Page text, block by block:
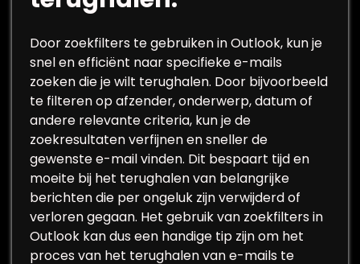
Door zoekfilters te gebruiken in Outlook, kun je
snel en efficiënt naar specifieke e-mails
zoeken die je wilt terughalen. Door bijvoorbeeld
te filteren op afzender, onderwerp, datum of
andere relevante criteria, kun je de
zoekresultaten verfijnen en sneller de
gewenste e-mail vinden. Dit bespaart tijd en
moeite bij het terughalen van belangrijke
berichten die per ongeluk zijn verwijderd of
verloren gegaan. Het gebruik van zoekfilters in
Outlook kan dus een handige tip zijn om het
proces van het terughalen van e-mails te